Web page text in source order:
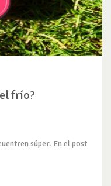
frío?
súper. En el post